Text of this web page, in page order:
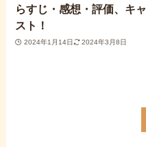
らすじ・感想・評価、キャ
スト！
2024年1月14日 2024年3月8日